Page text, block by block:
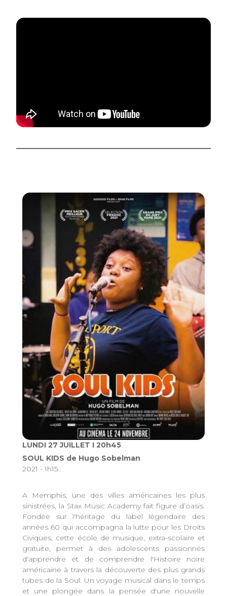
LUNDI 27 JUILLET I 20h45
SOUL KIDS de Hugo Sobelman
2021 - 1h15
A Memphis, une des villes américaines les plus
sinistrées, la Stax Music Academy fait figure d’oasis.
Fondée sur l'héritage du label légendaire des
années 60 qui accompagna la lutte pour les Droits
Civiques, cette école de musique, extra-scolaire et
gratuite, permet à des adolescents passionnés
d'apprendre et de comprendre l'Histoire noire
américaine à travers la découverte des plus grands
tubes de la Soul. Un voyage musical dans le temps
et une plongée dans la pensée d'une nouvelle